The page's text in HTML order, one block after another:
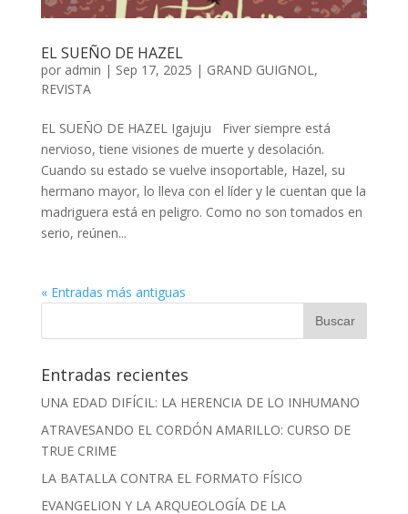
EL SUEÑO DE HAZEL
por admin | Sep 17, 2025 | GRAND GUIGNOL,
REVISTA
EL SUEÑO DE HAZEL Igajuju Fiver siempre está
nervioso, tiene visiones de muerte y desolación.
Cuando su estado se vuelve insoportable, Hazel, su
hermano mayor, lo lleva con el líder y le cuentan que la
madriguera está en peligro. Como no son tomados en
serio, reúnen...
« Entradas más antiguas
Entradas recientes
UNA EDAD DIFÍCIL: LA HERENCIA DE LO INHUMANO
ATRAVESANDO EL CORDÓN AMARILLO: CURSO DE
TRUE CRIME
LA BATALLA CONTRA EL FORMATO FÍSICO
EVANGELION Y LA ARQUEOLOGÍA DE LA